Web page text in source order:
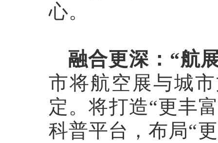
心。
融合更深： “航
市将航空展与城
定。将打造“更丰
科普平台，布局“